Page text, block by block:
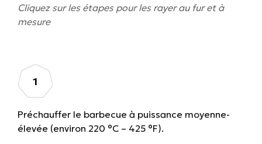
Cliquez sur les étapes pour les rayer au fur et à
mesure
Préchauffer le barbecue à puissance moyenne-
élevée (environ 220 °C – 425 °F).